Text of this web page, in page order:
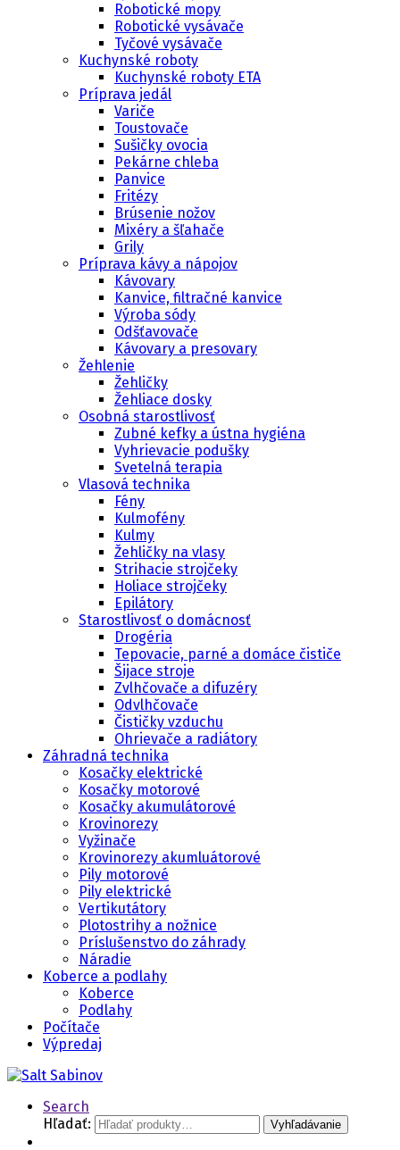
Robotické mopy
Robotické vysávače
Tyčové vysávače
Kuchynské roboty
Kuchynské roboty ETA
Príprava jedál
Variče
Toustovače
Sušičky ovocia
Pekárne chleba
Panvice
Fritézy
Brúsenie nožov
Mixéry a šľahače
Grily
Príprava kávy a nápojov
Kávovary
Kanvice, filtračné kanvice
Výroba sódy
Odšťavovače
Kávovary a presovary
Žehlenie
Žehličky
Žehliace dosky
Osobná starostlivosť
Zubné kefky a ústna hygiéna
Vyhrievacie podušky
Svetelná terapia
Vlasová technika
Fény
Kulmofény
Kulmy
Žehličky na vlasy
Strihacie strojčeky
Holiace strojčeky
Epilátory
Starostlivosť o domácnosť
Drogéria
Tepovacie, parné a domáce čističe
Šijace stroje
Zvlhčovače a difuzéry
Odvlhčovače
Čističky vzduchu
Ohrievače a radiátory
Záhradná technika
Kosačky elektrické
Kosačky motorové
Kosačky akumulátorové
Krovinorezy
Vyžinače
Krovinorezy akumluátorové
Pily motorové
Pily elektrické
Vertikutátory
Plotostrihy a nožnice
Príslušenstvo do záhrady
Náradie
Koberce a podlahy
Koberce
Podlahy
Počítače
Výpredaj
Search
Hľadať:
Vyhľadávanie